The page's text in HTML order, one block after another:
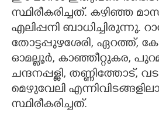
CONTACT US
സ്ഥിരീകരിച്ചത്. കഴിഞ്ഞ
എലിപ്പനി ബാധിച്ചിരുന്നു.
തോട്ടപ്പുഴശേരി, ഏറത്ത്,
ഓമല്ലൂർ, കാഞ്ഞീറ്റുകര,
ചന്ദനപ്പള്ളി, തണ്ണിത്തോട്,
മെഴുവേലി
സ്ഥിരീകരിച്ചത്.